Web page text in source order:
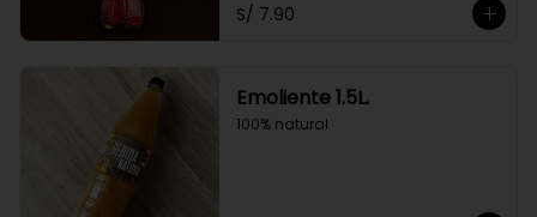
S/ 7.90
Emoliente 1.5L.
100% natural